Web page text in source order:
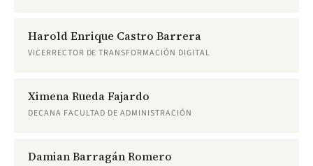
Harold Enrique Castro Barrera
VICERRECTOR DE TRANSFORMACIÓN DIGITAL
Ximena Rueda Fajardo
DECANA FACULTAD DE ADMINISTRACIÓN
Damian Barragán Romero